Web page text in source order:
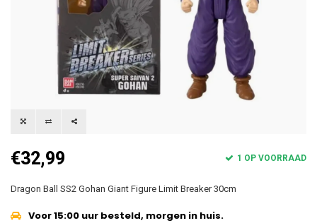
€32,99 1 OP VOORRAAD
Dragon Ball SS2 Gohan Giant Figure Limit Breaker 30cm
Voor 15:00 uur besteld, morgen in huis.